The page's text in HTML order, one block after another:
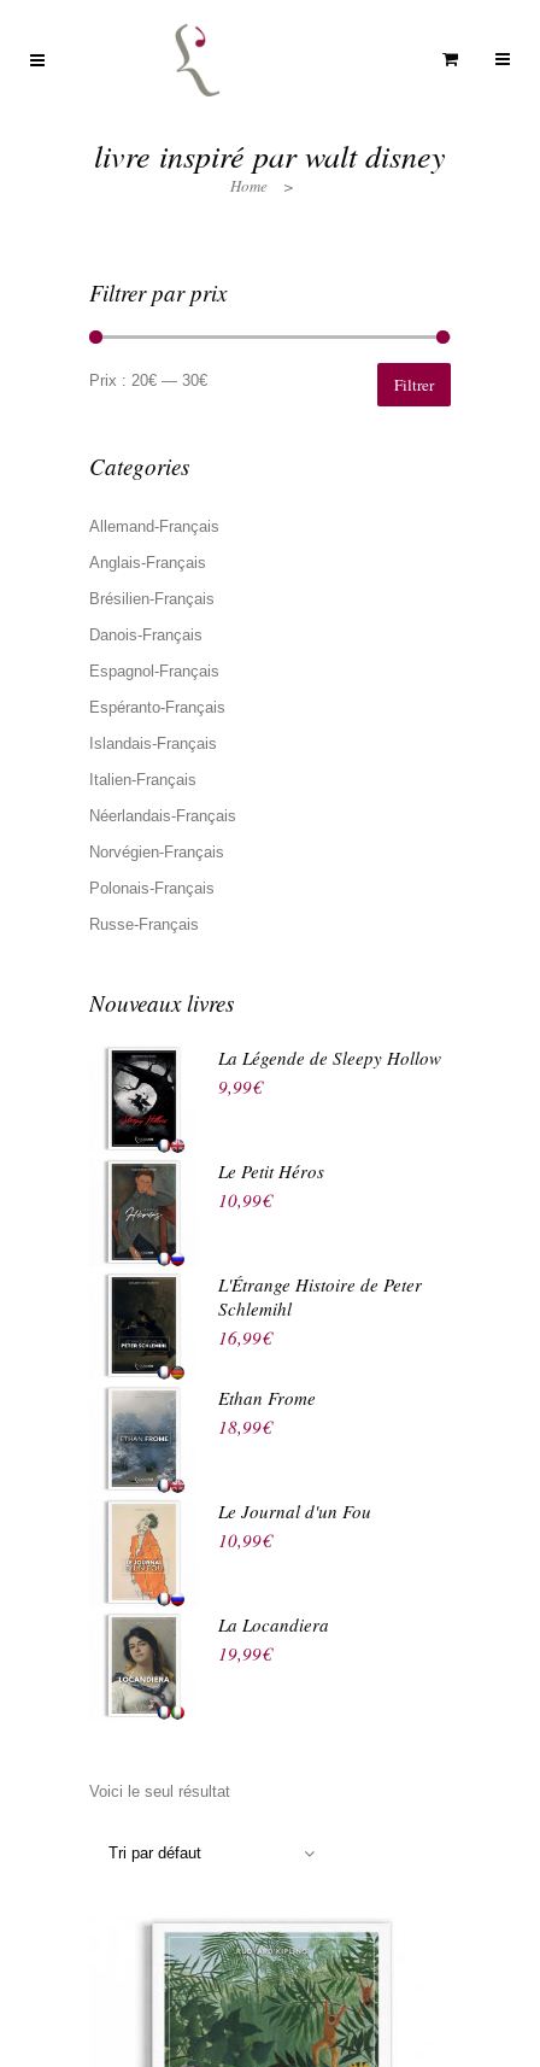
livre inspiré par walt disney
Home >
Filtrer par prix
min
max
Filtrer
Prix : 20€ — 30€
Categories
Allemand-Français
Anglais-Français
Brésilien-Français
Danois-Français
Espagnol-Français
Espéranto-Français
Islandais-Français
Italien-Français
Néerlandais-Français
Norvégien-Français
Polonais-Français
Russe-Français
Nouveaux livres
La Légende de Sleepy Hollow
9,99€
Le Petit Héros
10,99€
L'Étrange Histoire de Peter
Schlemihl
16,99€
Ethan Frome
18,99€
Le Journal d'un Fou
10,99€
La Locandiera
19,99€
Voici le seul résultat
Tri par défaut